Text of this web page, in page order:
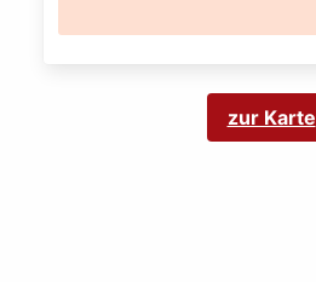
zur Karte